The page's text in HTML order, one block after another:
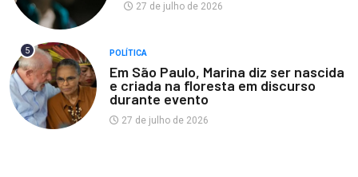
27 de julho de 2026
5 POLÍTICA
Em São Paulo, Marina diz ser nascida
e criada na floresta em discurso
durante evento
27 de julho de 2026